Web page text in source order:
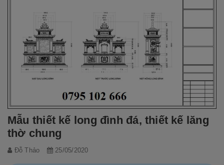
Mẫu thiết kế long đình đá, thiết kế lăng
thờ chung
Đỗ Thảo 25/05/2020